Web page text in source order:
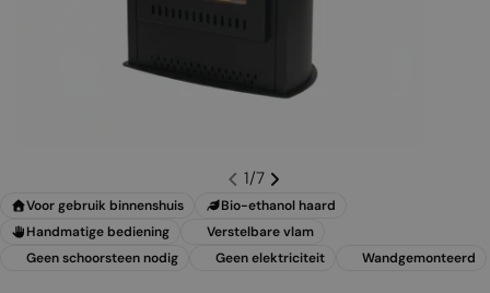
1/7
Voor gebruik binnenshuis
Bio-ethanol haard
Handmatige bediening
Verstelbare vlam
Geen schoorsteen nodig
Geen elektriciteit Wandgemonteerd